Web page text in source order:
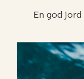
En god jord